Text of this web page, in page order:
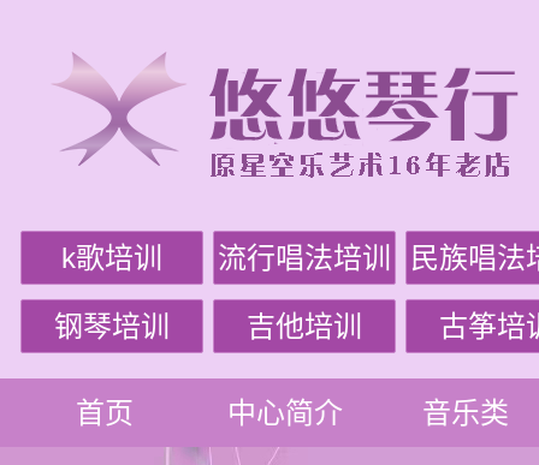
k歌培训 流行唱法培训 民族唱法
钢琴培训 吉他培训 古筝培
首页 中心简介 音乐类